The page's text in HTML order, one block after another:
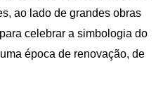
ao lado de grandes obras
celebrar a simbologia do
época de renovação, de